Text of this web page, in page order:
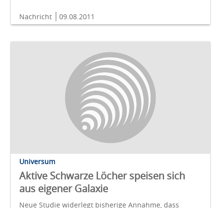
Nachricht 09.08.2011
Universum
Aktive Schwarze Löcher speisen sich
aus eigener Galaxie
Neue Studie widerlegt bisherige Annahme, dass